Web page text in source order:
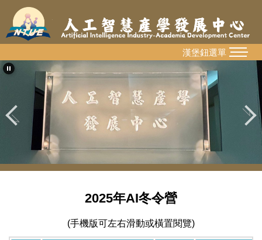
到
主
內
MENU
漢堡鈕選單
2025年AI冬令營
(手機版可左右滑動或橫置閱覽)